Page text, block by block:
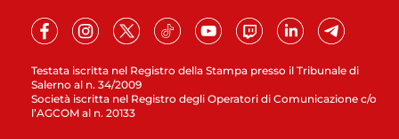
Testata iscritta nel Registro della Stampa presso il Tribunale di
Salerno al n. 34/2009
Società iscritta nel Registro degli Operatori di Comunicazione c/o
l’AGCOM al n. 20133